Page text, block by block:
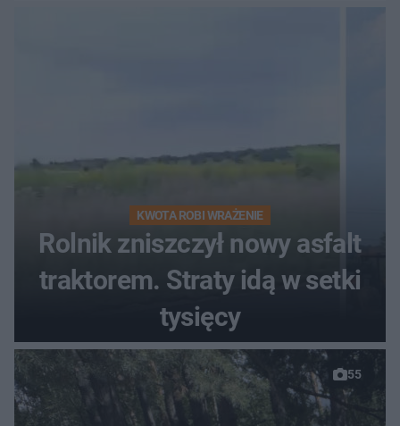
KWOTA ROBI WRAŻENIE
Rolnik zniszczył nowy asfalt
traktorem. Straty idą w setki
tysięcy
55